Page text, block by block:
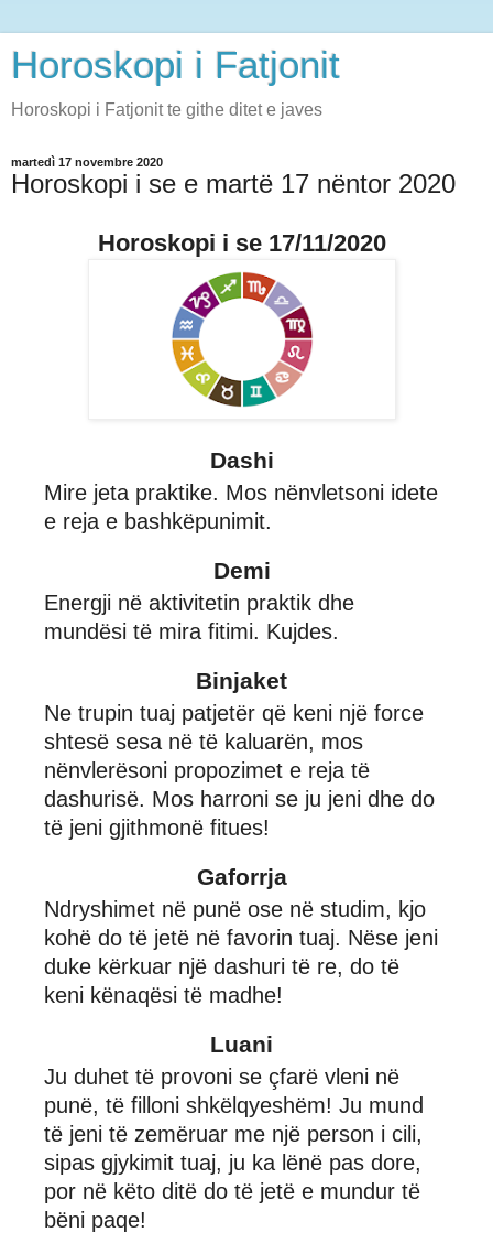
Horoskopi i Fatjonit
Horoskopi i Fatjonit te githe ditet e javes
martedì 17 novembre 2020
Horoskopi i se e martë 17 nëntor 2020
Horoskopi i se 17/11/2020
Dashi
Mire jeta praktike. Mos nënvletsoni idete
e reja e bashkëpunimit.
Demi
Energji në aktivitetin praktik dhe
mundësi të mira fitimi. Kujdes.
Binjaket
Ne trupin tuaj patjetër që keni një force
shtesë sesa në të kaluarën, mos
nënvlerësoni propozimet e reja të
dashurisë. Mos harroni se ju jeni dhe do
të jeni gjithmonë fitues!
Gaforrja
Ndryshimet në punë ose në studim, kjo
kohë do të jetë në favorin tuaj. Nëse jeni
duke kërkuar një dashuri të re, do të
keni kënaqësi të madhe!
Luani
Ju duhet të provoni se çfarë vleni në
punë, të filloni shkëlqyeshëm! Ju mund
të jeni të zemëruar me një person i cili,
sipas gjykimit tuaj, ju ka lënë pas dore,
por në këto ditë do të jetë e mundur të
bëni paqe!